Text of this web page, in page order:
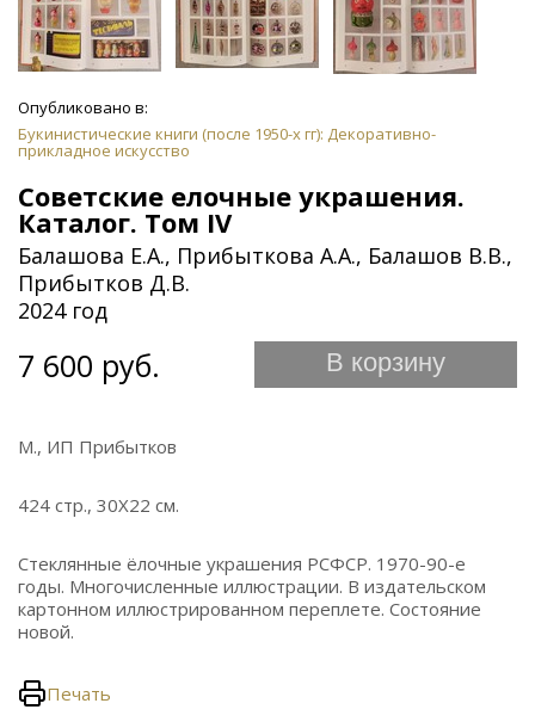
Опубликовано в:
Букинистические книги (после 1950-х гг): Декоративно-
прикладное искусство
Советские елочные украшения.
Каталог. Том IV
Балашова Е.А., Прибыткова А.А., Балашов В.В.,
Прибытков Д.В.
2024 год
7 600 руб. В корзину
М., ИП Прибытков
424 стр., 30Х22 см.
Стеклянные ёлочные украшения РСФСР. 1970-90-е
годы. Многочисленные иллюстрации. В издательском
картонном иллюстрированном переплете. Состояние
новой.
Печать